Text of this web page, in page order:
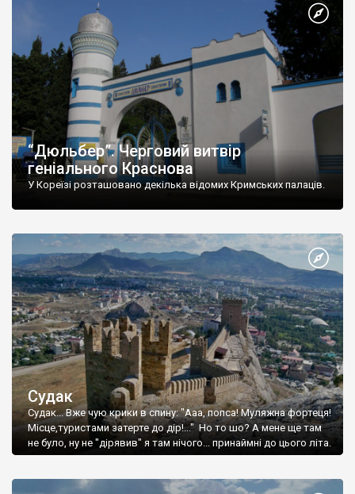
“Дюльбер”. Черговий витвір
геніального Краснова
У Кореїзі розташовано декілька відомих Кримських палаців.
Судак
Судак... Вже чую крики в спину: "Ааа, попса! Муляжна фортеця!
Місце,туристами затерте до дір!..." Но то шо? А мене ще там
не було, ну не "дірявив" я там нічого... принаймні до цього літа.